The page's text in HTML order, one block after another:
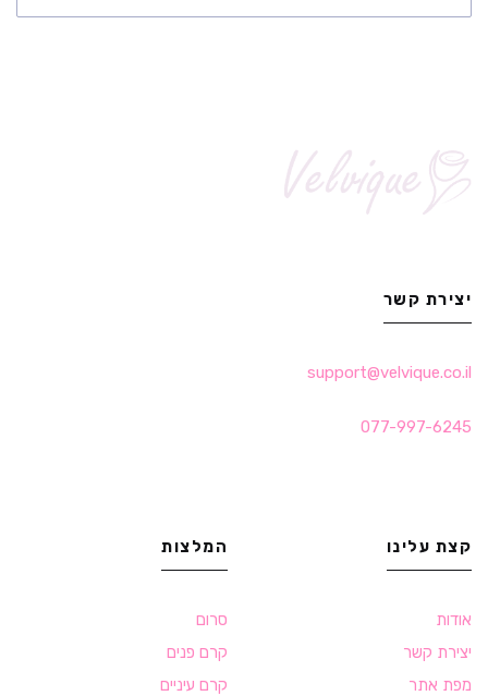
יצירת קשר
support@velvique.co.il
077-997-6245
קצת עלינו
אודות
יצירת קשר
מפת אתר
המלצות
סרום
קרם פנים
קרם עיניים